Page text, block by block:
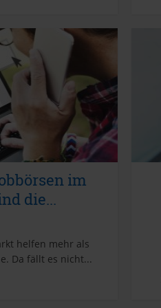
im
die...
helfen mehr als
Da fällt es nicht...